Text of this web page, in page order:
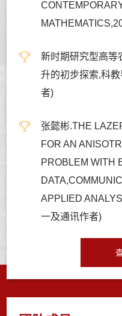
新时期研究型高等
升的初步探索,科
者)
张懿彬.THE
FOR AN
PROBLEM WITH
APPLIED
一及通讯作者)